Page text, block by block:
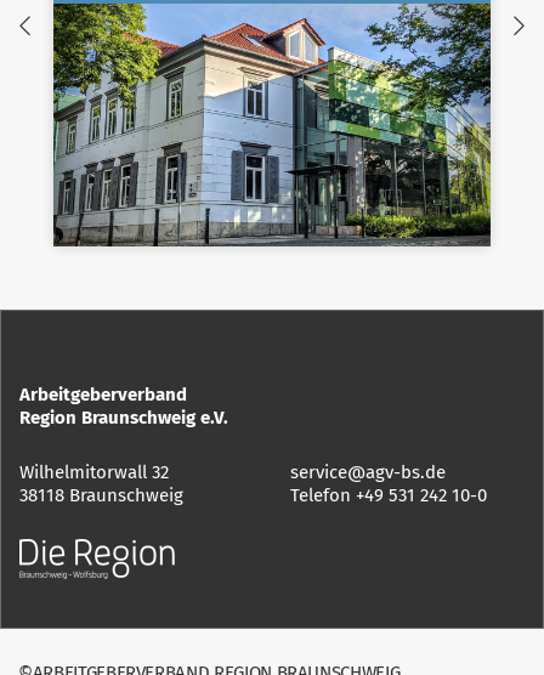
Arbeitgeberverband
Region Braunschweig e.V.
Wilhelmitorwall 32
38118 Braunschweig
service@agv-bs.de
Telefon +49 531 242 10-0